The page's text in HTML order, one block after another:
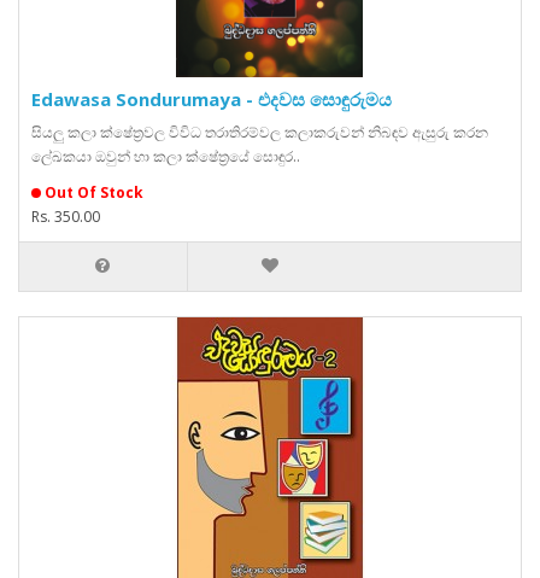
Edawasa Sondurumaya - එදවස සොඳුරුමය
සියලු කලා ක්ෂේත්‍රවල විවිධ තරාතිරම්වල කලාකරුවන් නිබඳව ඇසුරු කරන
ලේඛකයා ඔවුන් හා කලා ක්ෂේත්‍රයේ සොඳුර..
Out Of Stock
Rs. 350.00